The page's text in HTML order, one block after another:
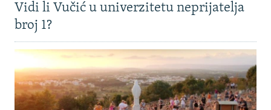
Vidi li Vučić u univerzitetu neprijatelja
broj 1?